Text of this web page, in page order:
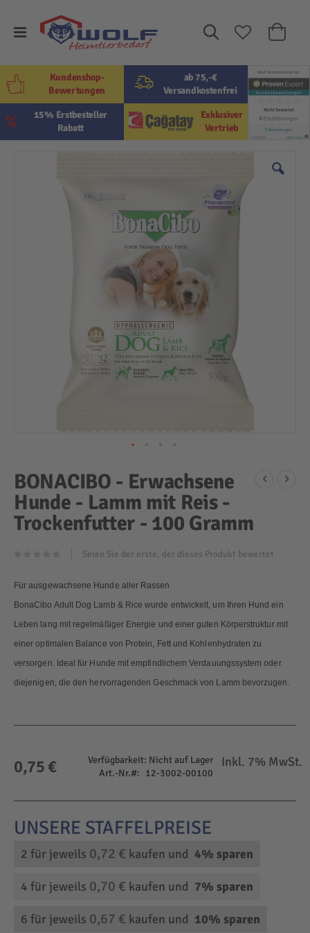
Suche
Mein
ab 75,-€
Versandkostenfrei
Exklusiver
Vertrieb
15% Erstbesteller
Rabatt
Kundenshop-
Bewertungen
Bildergalerie
Anfang
der
Bildergalerie
springen
BONACIBO - Erwachsene
Hunde - Lamm mit Reis -
Trockenfutter - 100 Gramm
Seien Sie der erste, der dieses Produkt bewertet
Für ausgewachsene Hunde aller Rassen
BonaCibo Adult Dog Lamb & Rice wurde entwickelt, um Ihren Hund ein
Leben lang mit regelmäßiger Energie und einer guten Körperstruktur mit
einer optimalen Balance von Protein, Fett und Kohlenhydraten zu
versorgen. Ideal für Hunde mit empfindlichem Verdauungssystem oder
diejenigen, die den hervorragenden Geschmack von Lamm bevorzugen.
0,75 € Inkl. 7% MwSt.
Verfügbarkeit: Nicht auf Lager
Art.-Nr.
12-3002-00100
2 für jeweils 0,72 € kaufen und 4% sparen
4 für jeweils 0,70 € kaufen und 7% sparen
6 für jeweils 0,67 € kaufen und 10% sparen